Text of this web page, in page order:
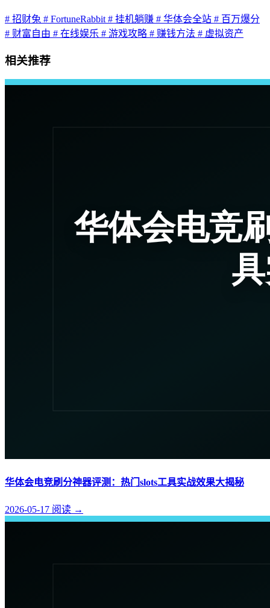
# 招财兔 # FortuneRabbit # 挂机躺赚 # 华体会全站 # 百万爆分
# 财富自由 # 在线娱乐 # 游戏攻略 # 赚钱方法 # 虚拟资产
相关推荐
华体会电竞刷分神器评测：热门slots工具实战效果大揭秘
2026-05-17 阅读 →